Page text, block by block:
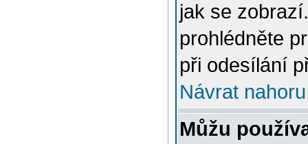
jak se
prohlédněte
při odesílání
Návrat nahoru
Můžu